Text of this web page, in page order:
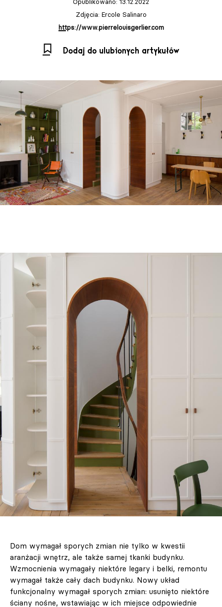
Opublikowano: 13.12.2022
Zdjęcia: Ercole Salinaro
https://www.pierrelouisgerlier.com
Dodaj do ulubionych artykułów
Dom wymagał sporych zmian nie tylko w kwestii
aranżacji wnętrz, ale także samej tkanki budynku.
Wzmocnienia wymagały niektóre legary i belki, remontu
wymagał także cały dach budynku. Nowy układ
funkcjonalny wymagał sporych zmian: usunięto niektóre
ściany nośne, wstawiając w ich miejsce odpowiednie